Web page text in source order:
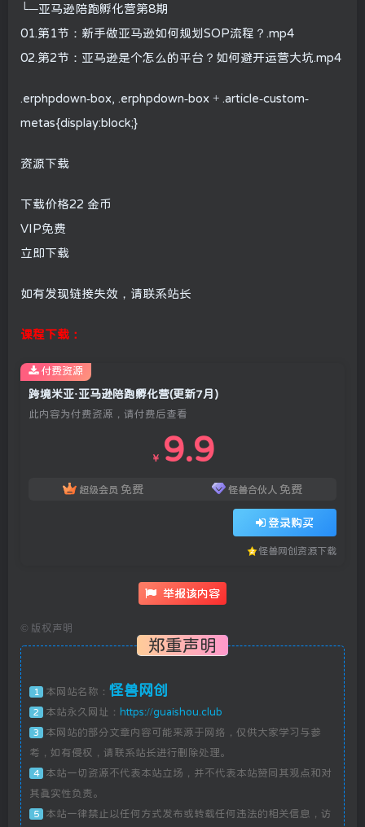
└─亚马逊陪跑孵化营第8期
01.第1节：新手做亚马逊如何规划SOP流程？.mp4
02.第2节：亚马逊是个怎么的平台？如何避开运营大坑.mp4
.erphpdown-box, .erphpdown-box + .article-custom-
metas{display:block;}
资源下载
下载价格22 金币
VIP免费
立即下载
如有发现链接失效，请联系站长
课程下载：
跨境米亚·亚马逊陪跑孵化营(更新7月)
此内容为付费资源，请付费后查看
￥ 9.9
超级会员 免费 怪兽合伙人 免费
登录购买
怪兽网创资源下载
付费资源
举报该内容
© 版权声明
郑重声明
1 本网站名称： 怪兽网创
2 本站永久网址： https://guaishou.club
3
本网站的部分文章内容可能来源于网络，仅供大家学习与参
考，如有侵权，请联系站长进行删除处理。
4
本站一切资源不代表本站立场，并不代表本站赞同其观点和对
其真实性负责。
5
本站一律禁止以任何方式发布或转载任何违法的相关信息，访